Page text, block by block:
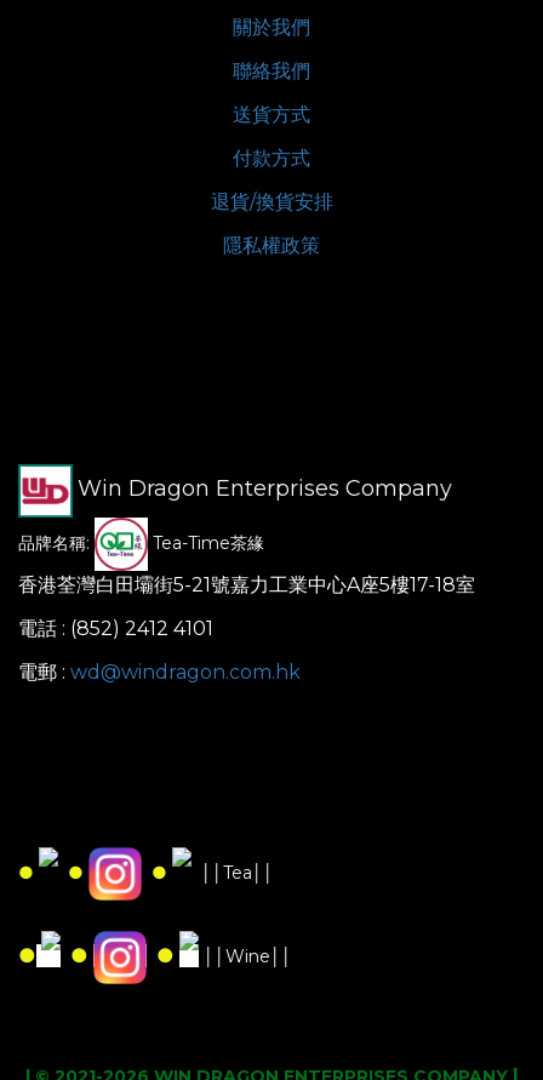
關於我們
聯絡我們
送貨方式
付款方式
退貨/換貨安排
隱私權政策
Win Dragon Enterprises Company
品牌名稱: Tea-Time茶緣
香港荃灣白田壩街5-21號嘉力工業中心A座5樓17-18室
電話 : (852) 2412 4101
電郵 : wd@windragon.com.hk
● ● ● ││Tea││
● ● ● ││Wine││